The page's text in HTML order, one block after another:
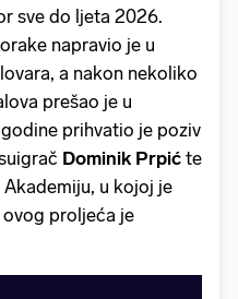
sve do ljeta 2026.
napravio je u
a nakon nekoliko
prešao je u
prihvatio je poziv
Dominik Prpić te
u kojoj je
proljeća je